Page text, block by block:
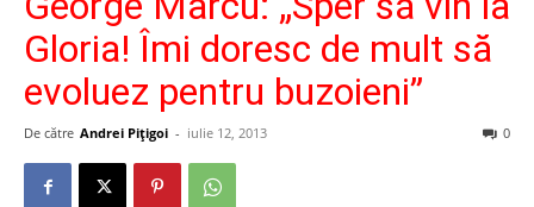
Gloria! Îmi doresc de mult să
evoluez pentru buzoieni”
De către Andrei Pițigoi - iulie 12, 2013 0